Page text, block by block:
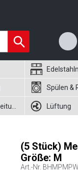
Spülen &
Lüftung
(5 Stück)
Größe: M
Art.-Nr.